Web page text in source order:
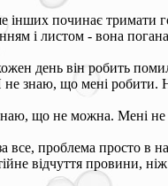
інших починає тримати
і листом - вона
день він робить
знаю, що мені робити.
що не можна. Мені не
проблема просто в
відчуття провини,